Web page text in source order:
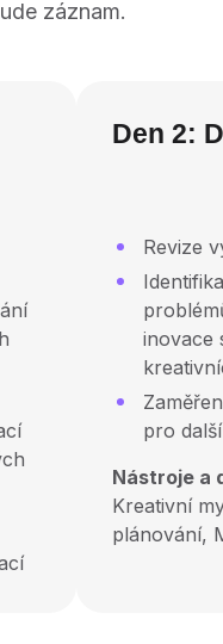
záznam.
Den 2:
Revize
inovace
pro
Nástroje a
Kreativní
plánování,